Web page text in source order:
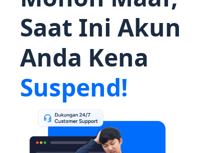
Saat Ini Akun
Anda Kena
Suspend!